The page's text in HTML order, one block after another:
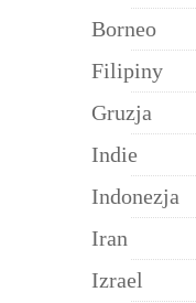
Borneo
Filipiny
Gruzja
Indie
Indonezja
Iran
Izrael